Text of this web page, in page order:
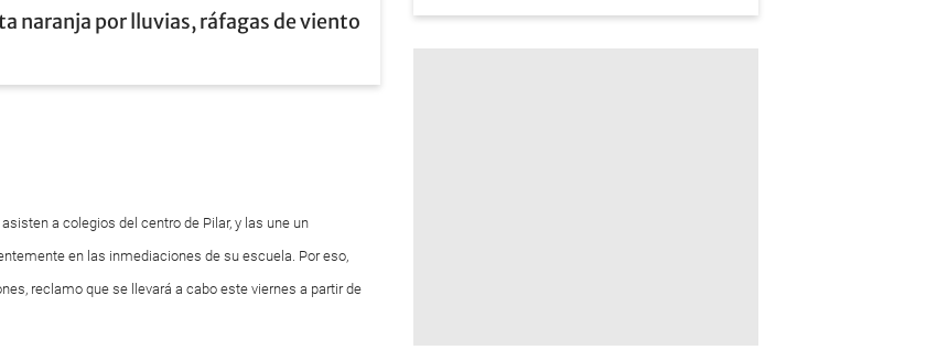
naranja por lluvias, ráfagas de viento
a colegios del centro de Pilar, y las une un
en las inmediaciones de su escuela. Por eso,
reclamo que se llevará a cabo este viernes a partir de